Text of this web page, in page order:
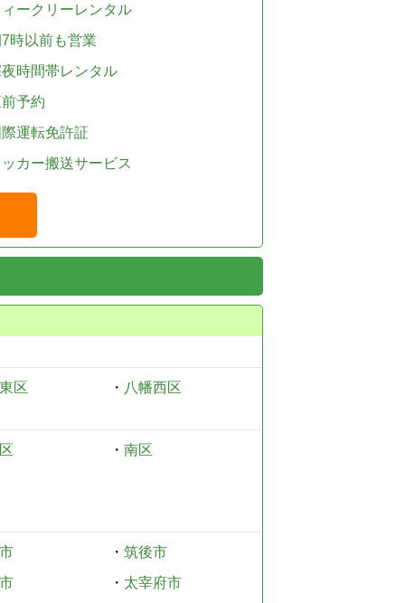
ークリーレンタル
時以前も営業
時間帯レンタル
予約
運転免許証
カー搬送サービス
区 ・ 八幡西区
・ 南区
・ 筑後市
・ 太宰府市